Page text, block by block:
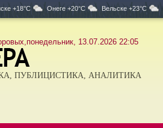
+18°C Онеге +20°C Вельске +23°C
13.07.2026 22:05
ПУБЛИЦИСТИКА, АНАЛИТИКА